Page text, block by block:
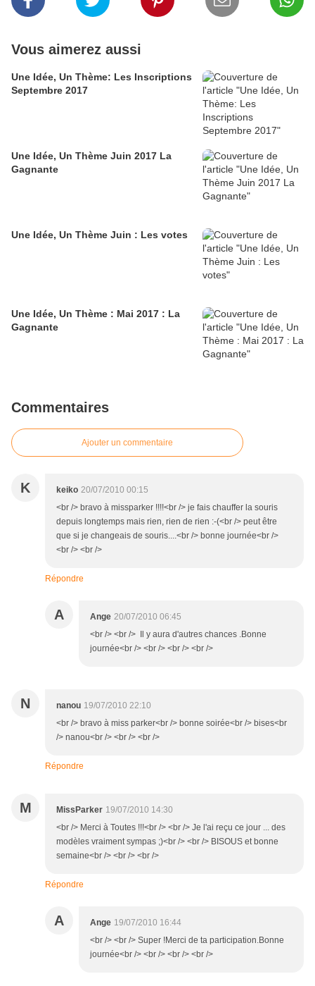
Vous aimerez aussi
Une Idée, Un Thème: Les Inscriptions
Septembre 2017
Une Idée, Un Thème Juin 2017 La
Gagnante
Une Idée, Un Thème Juin : Les votes
Une Idée, Un Thème : Mai 2017 : La
Gagnante
Commentaires
Ajouter un commentaire
K keiko 20/07/2010 00:15
<br /> bravo à missparker !!!!<br /> je fais chauffer la souris
depuis longtemps mais rien, rien de rien :-(<br /> peut être
que si je changeais de souris....<br /> bonne journée<br />
<br /> <br />
Répondre
A Ange 20/07/2010 06:45
<br /> <br /> Il y aura d'autres chances .Bonne
journée<br /> <br /> <br /> <br />
N nanou 19/07/2010 22:10
<br /> bravo à miss parker<br /> bonne soirée<br /> bises<br
/> nanou<br /> <br /> <br />
Répondre
M MissParker 19/07/2010 14:30
<br /> Merci à Toutes !!!<br /> <br /> Je l'ai reçu ce jour ... des
modèles vraiment sympas ;)<br /> <br /> BISOUS et bonne
semaine<br /> <br /> <br />
Répondre
A Ange 19/07/2010 16:44
<br /> <br /> Super !Merci de ta participation.Bonne
journée<br /> <br /> <br /> <br />